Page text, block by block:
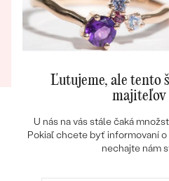
OBJAVIŤ
takíto predajcovia existujú.
manželke veľmi páči a v
radi znovu nakúpime :)
Marcel
Ľutujeme, ale tento
majiteľov
U nás na vás stále čaká
Pokiaľ chcete byť informovaní
nechajte nám